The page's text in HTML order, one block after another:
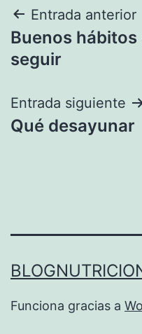
Navegación
de
Entrada anterior
Buenos
seguir
Entrada siguiente
Qué desayunar
Funciona gracias a